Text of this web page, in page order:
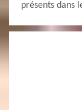
présents dans